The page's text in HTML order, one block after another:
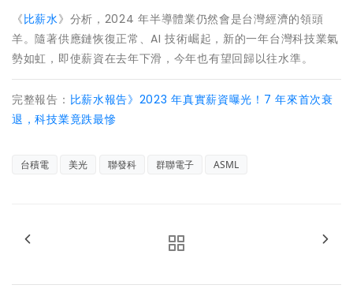
《比薪水》分析，2024 年半導體業仍然會是台灣經濟的領頭
羊。隨著供應鏈恢復正常、AI 技術崛起，新的一年台灣科技業氣
勢如虹，即使薪資在去年下滑，今年也有望回歸以往水準。
完整報告： 比薪水報告》2023 年真實薪資曝光！7 年來首次衰
退，科技業竟跌最慘
台積電 美光 聯發科 群聯電子 ASML